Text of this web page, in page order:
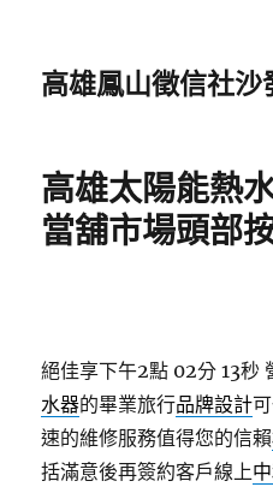
高雄鳳山徵信社沙
高雄太陽能熱
當舖市場頭部
絕佳享下午2點 02分 13秒
水器的畢業旅行品牌設計
速的維修服務值得您的信賴
括滿意後再簽約客戶線上